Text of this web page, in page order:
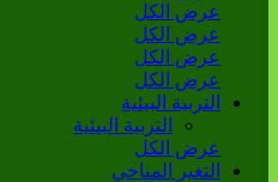
عرض الكل
عرض الكل
عرض الكل
عرض الكل
التربية البيئية
التربية البيئية
عرض الكل
التغير المناخي